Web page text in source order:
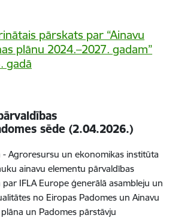
pārskats par “Ainavu
plānu 2024.–2027. gadam”
gadā
sēde (2.04.2026.)
- Agroresursu un ekonomikas institūta
ainavu elementu pārvaldības
IFLA Europe ģenerālā asambleju un
no Eiropas Padomes un Ainavu
un Padomes pārstāvju